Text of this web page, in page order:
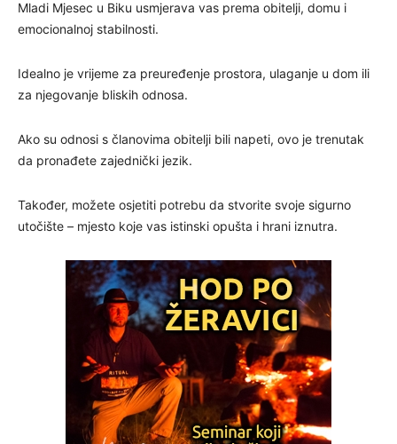
Mladi Mjesec u Biku usmjerava vas prema obitelji, domu i
emocionalnoj stabilnosti.
Idealno je vrijeme za preuređenje prostora, ulaganje u dom ili
za njegovanje bliskih odnosa.
Ako su odnosi s članovima obitelji bili napeti, ovo je trenutak
da pronađete zajednički jezik.
Također, možete osjetiti potrebu da stvorite svoje sigurno
utočište – mjesto koje vas istinski opušta i hrani iznutra.